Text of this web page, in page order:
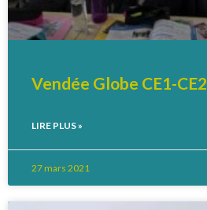
Vendée Globe CE1-CE2
LIRE PLUS »
27 mars 2021